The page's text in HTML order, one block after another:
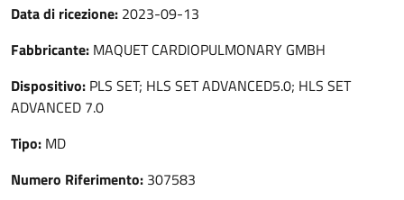
Data di ricezione: 2023-09-13
Fabbricante: MAQUET CARDIOPULMONARY GMBH
Dispositivo: PLS SET; HLS SET ADVANCED5.0; HLS SET
ADVANCED 7.0
Tipo: MD
Numero Riferimento: 307583